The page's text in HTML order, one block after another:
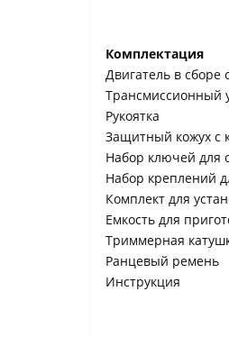
Комплектация
Двигатель в сборе
Трансмиссионный
Рукоятка
Защитный кожух с
Набор ключей для
Набор креплений
Комплект для
Емкость для
Триммерная
Ранцевый ремень
Инструкция